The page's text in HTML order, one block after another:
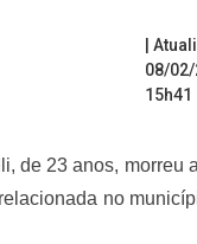
|
08/
15h41
de 23 anos, morreu
no